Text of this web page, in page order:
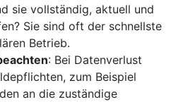
sie vollständig, aktuell und
Sie sind oft der schnellste
Betrieb.
: Bei Datenverlust
zum Beispiel
an die zuständige